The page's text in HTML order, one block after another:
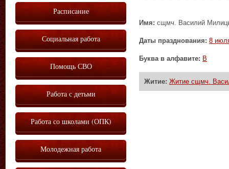
Имя: сщмч. Василий
Даты празднования: 8
Буква в алфавите: В
Житие: Житие сщмч.
Расписание
Социальная работа
Помощь СВО
Работа с детьми
Работа со школами (ОПК)
Молодежная работа